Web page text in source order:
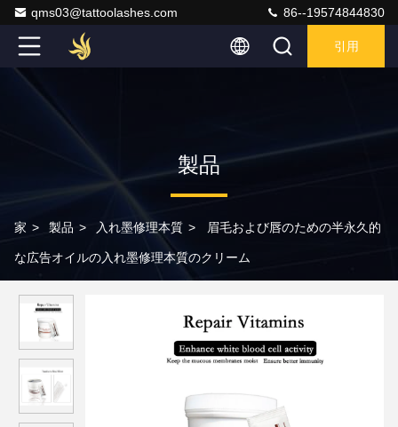
qms03@tattoolashes.com 86--19574844830
引用
製品
家 > 製品 > 入れ墨修理本質 > 眉毛および唇のための半永久的
な広告オイルの入れ墨修理本質のクリーム